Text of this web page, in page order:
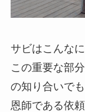
サビはこんな
この重要な部
の知り合いで
恩師である依